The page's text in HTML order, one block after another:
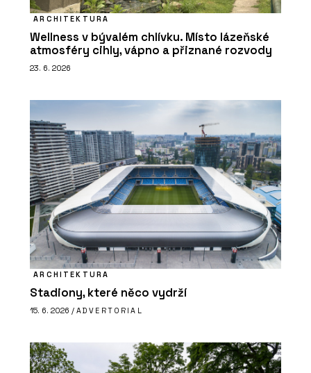
ARCHITEKTURA
Wellness v bývalém chlívku. Místo lázeňské
atmosféry cihly, vápno a přiznané rozvody
23. 6. 2026
ARCHITEKTURA
Stadiony, které něco vydrží
15. 6. 2026 / ADVERTORIAL